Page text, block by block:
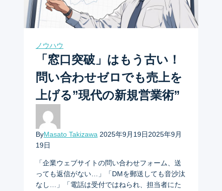
ノウハウ
「窓口突破」はもう古い！
問い合わせゼロでも売上を
上げる”現代の新規営業術”
ByMasato Takizawa 2025年9月19日2025年9月
19日
「企業ウェブサイトの問い合わせフォーム、送
っても返信がない…」「DMを郵送しても音沙汰
なし…」「電話は受付ではねられ、担当者にた